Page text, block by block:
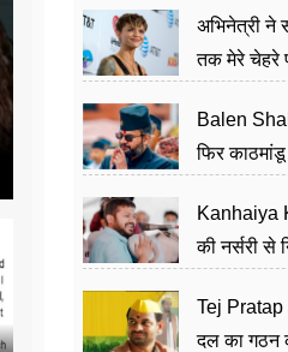
अभिनेत्री ने
तक मेरे चेहरे
Balen
फिर
Kanhaiya
की नर्सरी
Tej Pratap
दल का गठन